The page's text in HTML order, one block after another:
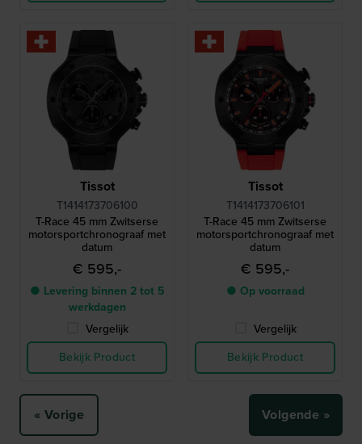
Tissot
T1414173706100
T-Race 45 mm Zwitserse
motorsportchronograaf met
datum
€ 595,-
● Levering binnen 2 tot 5
werkdagen
Vergelijk
Bekijk Product
Tissot
T1414173706101
T-Race 45 mm Zwitserse
motorsportchronograaf met
datum
€ 595,-
● Op voorraad
Vergelijk
Bekijk Product
« Vorige Volgende »